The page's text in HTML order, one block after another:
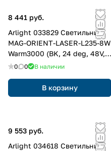
8 441 руб.
Arlight 033829 Светильник
MAG-ORIENT-LASER-L235-8W
Warm3000 (BK, 24 deg, 48V,
DALI) (Arlight, IP20 Металл, 3
0 0 В наличии
В корзину
9 553 руб.
Arlight 034618 Светильник